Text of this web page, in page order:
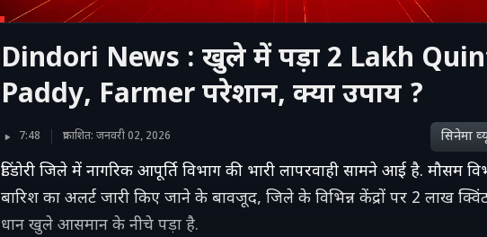
Dindori News : खुले में पड़ा 2 Lakh
Paddy, Farmer परेशान, क्या उपाय ?
7:48 प्रकाशित: जनवरी 02, 2026 सिनेमा
डिंडोरी जिले में नागरिक आपूर्ति विभाग की भारी लापरवाही सामने आई है. मौसम
बारिश का अलर्ट जारी किए जाने के बावजूद, जिले के विभिन्न केंद्रों पर 2 लाख
धान खुले आसमान के नीचे पड़ा है.